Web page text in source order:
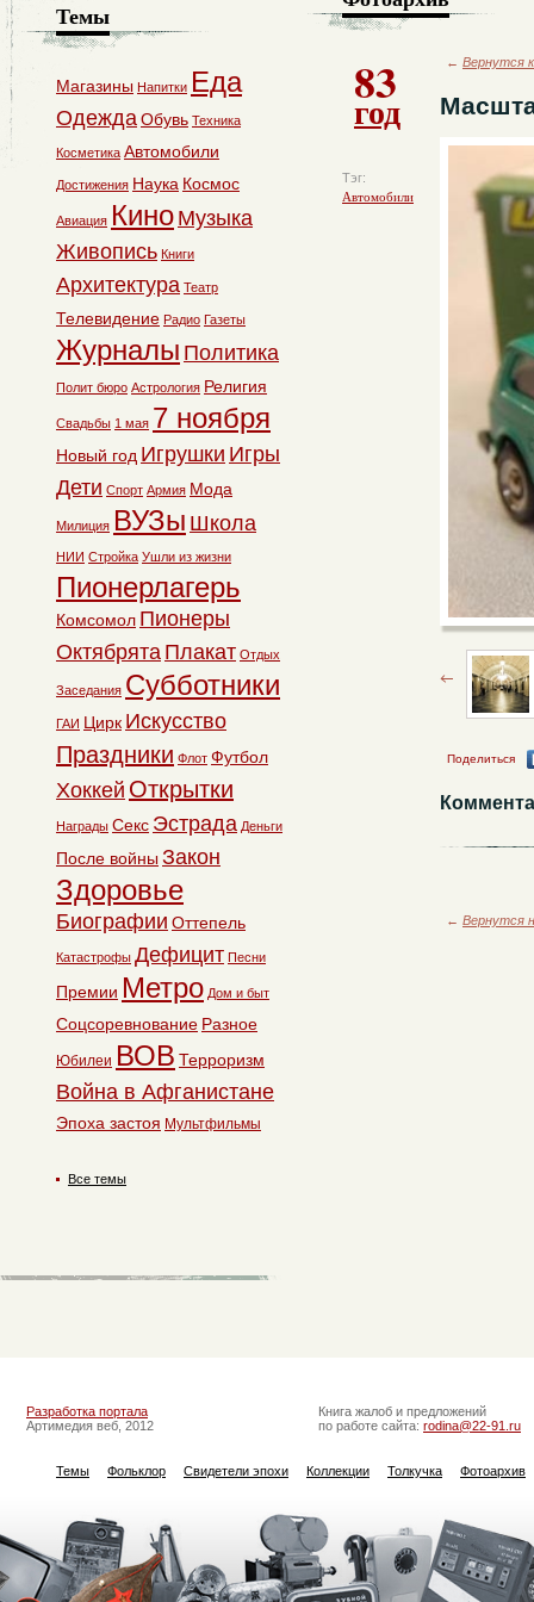
83
год
Тэг:
Автомобили
← Вернутся
Поделиться
← Вернутся
Темы
Магазины Напитки Еда
ОдеждаОбувь Техника
Косметика Автомобили
Достижения Наука Космос
Авиация Кино Музыка
Живопись Книги
Архитектура Театр
Телевидение Радио Газеты
Журналы Политика
Полит бюро Астрология Религия
Свадьбы 1 мая 7 ноября
Новый год Игрушки Игры
Дети Спорт Армия Мода
Милиция ВУЗы Школа
НИИ Стройка Ушли из жизни
Пионерлагерь
Комсомол Пионеры
Октябрята Плакат Отдых
Заседания Субботники
ГАИ Цирк Искусство
Праздники Флот Футбол
Хоккей Открытки
Награды Секс Эстрада Деньги
После войны Закон
Здоровье
Биографии Оттепель
Катастрофы Дефицит Песни
Премии Метро Дом и быт
Соцсоревнование Разное
Юбилеи ВОВ Терроризм
Война в Афганистане
Эпоха застоя Мультфильмы
Все темы
Разработка портала
Артимедия веб, 2012
Книга жалоб и предложений
по работе сайта: rodina@22-91.ru
Темы Фольклор Свидетели эпохи Коллекции Толкучка Фотоархив